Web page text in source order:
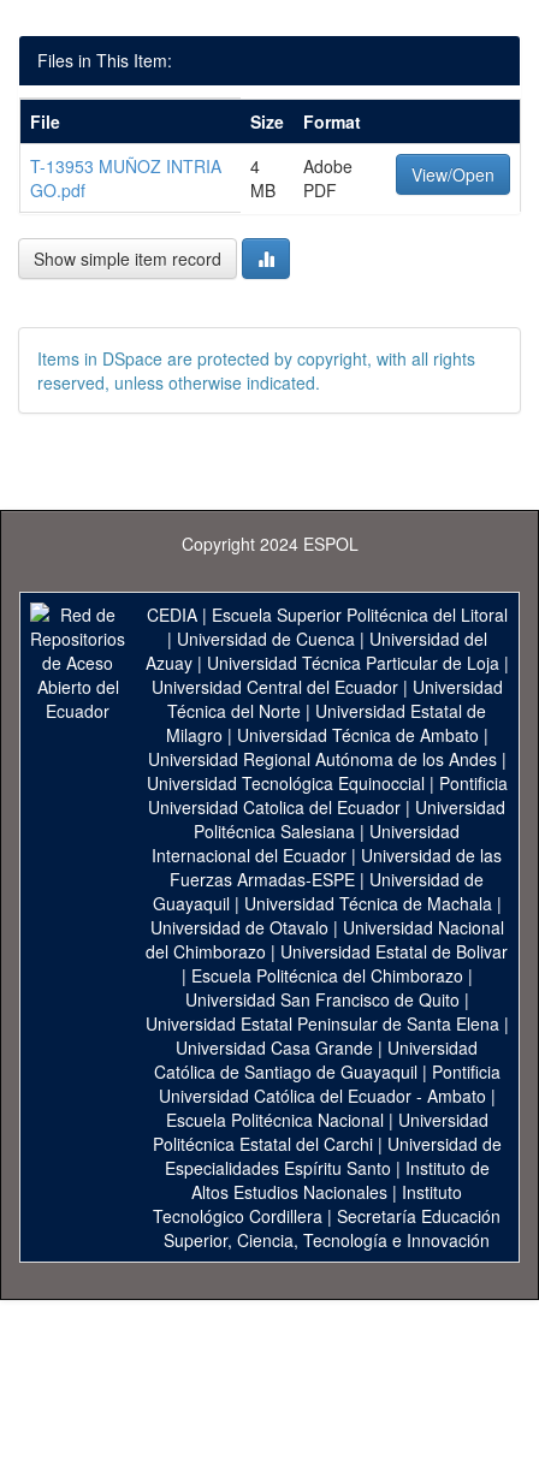
Files in This Item:
File Size
Format
T-13953 MUÑOZ INTRIA
GO.pdf
4
MB
Adobe
PDF
View/Open
Show simple item record
Items in DSpace are protected by copyright, with all rights
reserved, unless otherwise indicated.
Copyright 2024 ESPOL
CEDIA| Escuela Superior Politécnica del Litoral
| Universidad de Cuenca| Universidad del
Azuay| Universidad Técnica Particular de Loja|
Universidad Central del Ecuador| Universidad
Técnica del Norte | Universidad Estatal de
Milagro | Universidad Técnica de Ambato |
Universidad Regional Autónoma de los Andes|
Universidad Tecnológica Equinoccial| Pontificia
Universidad Catolica del Ecuador | Universidad
Politécnica Salesiana | Universidad
Internacional del Ecuador | Universidad de las
Fuerzas Armadas-ESPE | Universidad de
Guayaquil| Universidad Técnica de Machala|
Universidad de Otavalo | Universidad Nacional
del Chimborazo | Universidad Estatal de Bolivar
| Escuela Politécnica del Chimborazo |
Universidad San Francisco de Quito |
Universidad Estatal Peninsular de Santa Elena|
Universidad Casa Grande | Universidad
Católica de Santiago de Guayaquil| Pontificia
Universidad Católica del Ecuador - Ambato |
Escuela Politécnica Nacional| Universidad
Politécnica Estatal del Carchi| Universidad de
Especialidades Espíritu Santo | Instituto de
Altos Estudios Nacionales | Instituto
Tecnológico Cordillera | Secretaría Educación
Superior, Ciencia, Tecnología e Innovación